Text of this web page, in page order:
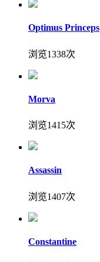
Optimus Princeps
浏览1338次
Morva
浏览1415次
Assassin
浏览1407次
Constantine